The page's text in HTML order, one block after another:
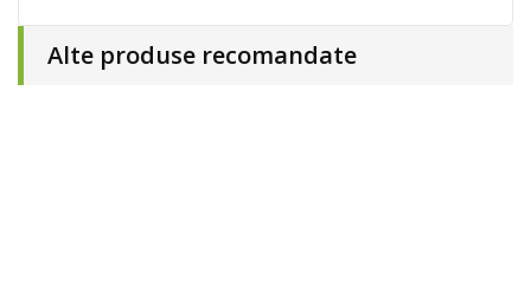
Alte produse recomandate